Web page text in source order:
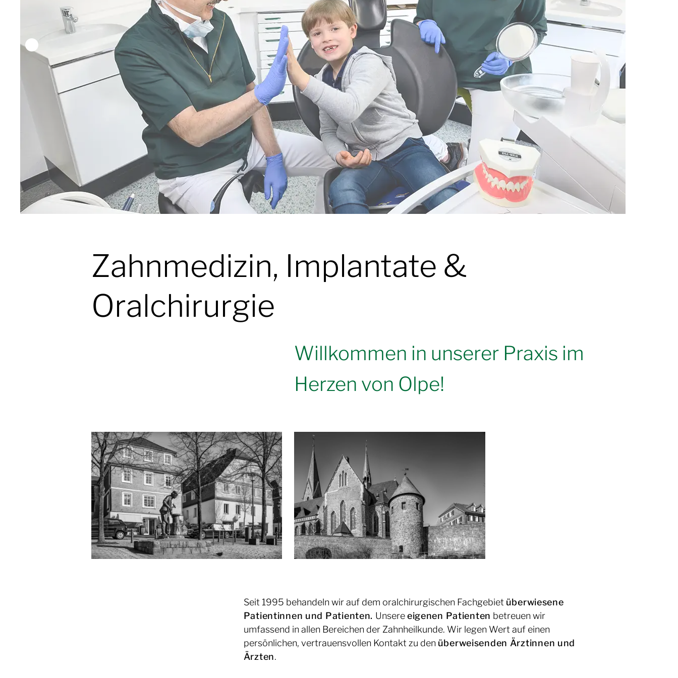
Zahnmedizin, Implantate &
Oralchirurgie
Willkommen in unserer Praxis im
Herzen von Olpe!
Seit 1995 behandeln wir auf dem oralchirurgischen Fachgebiet überwiesene
Patientinnen und Patienten. Unsereeigenen Patienten betreuen wir
umfassend in allen Bereichen der Zahnheilkunde. Wir legen Wert auf einen
persönlichen, vertrauensvollen Kontakt zu den überweisenden Ärztinnen und
Ärzten.